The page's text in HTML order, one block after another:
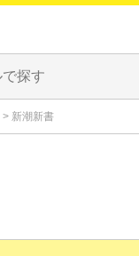
> 新潮新書